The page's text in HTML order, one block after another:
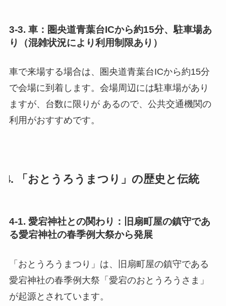
3-3. 車：圏央道青葉台ICから約15分、駐車場あ
り（混雑状況により利用制限あり）
車で来場する場合は、圏央道青葉台ICから約15分
で会場に到着します。会場周辺には駐車場があり
ますが、台数に限りが あるので、公共交通機関の
利用がおすすめです。
4. 「おとうろうまつり」の歴史と伝統
4-1. 愛宕神社との関わり：旧扇町屋の鎮守であ
る愛宕神社の春季例大祭から発展
「おとうろうまつり」は、旧扇町屋の鎮守である
愛宕神社の春季例大祭「愛宕のおとうろうさま」
が起源とされています。